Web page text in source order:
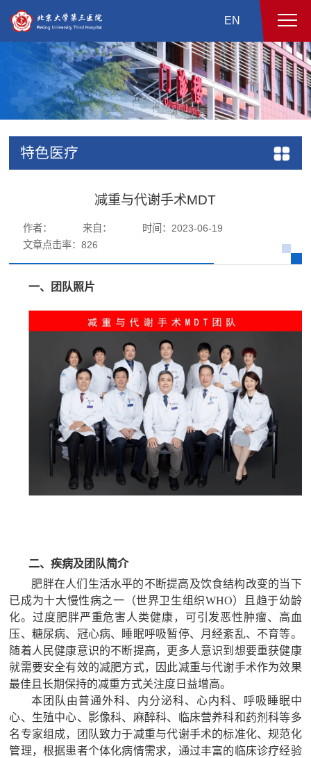
EN
特色医疗
减重与代谢手术MDT
作者： 来自：
时间：2023-06-19
文章点击率：826
一、团队照片
二、疾病及团队简介
肥胖在人们生活水平的不断提高及饮食结构改变的当下
已成为十大慢性病之一（世界卫生组织WHO）且 趋于幼龄
化。过度肥胖严重危害人类健康， 可引发恶性肿瘤、高血
压、糖尿病、冠心病、睡眠呼吸暂停、月经紊乱、不育等。
随着人民健康意识的不断提高， 更多人意识到 想要重获健康
就需要安全有效的减肥方式，因此减重与代谢手术作为效果
最佳且长期保持的减重方式关注度日益增高。
本团队由普通外科、内分泌科、心内科、呼吸睡眠中
心、生殖中心、影像科、麻醉科、临床营养科和药剂科等多
名专家组成，团队致力于减重与代谢手术的标准化、规范化
管理，根据患者个体化病情需求，通过丰富的临床诊疗经验